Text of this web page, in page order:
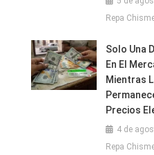
Repa
Solo Una
En El
Mientras
Precios
4 de
Repa